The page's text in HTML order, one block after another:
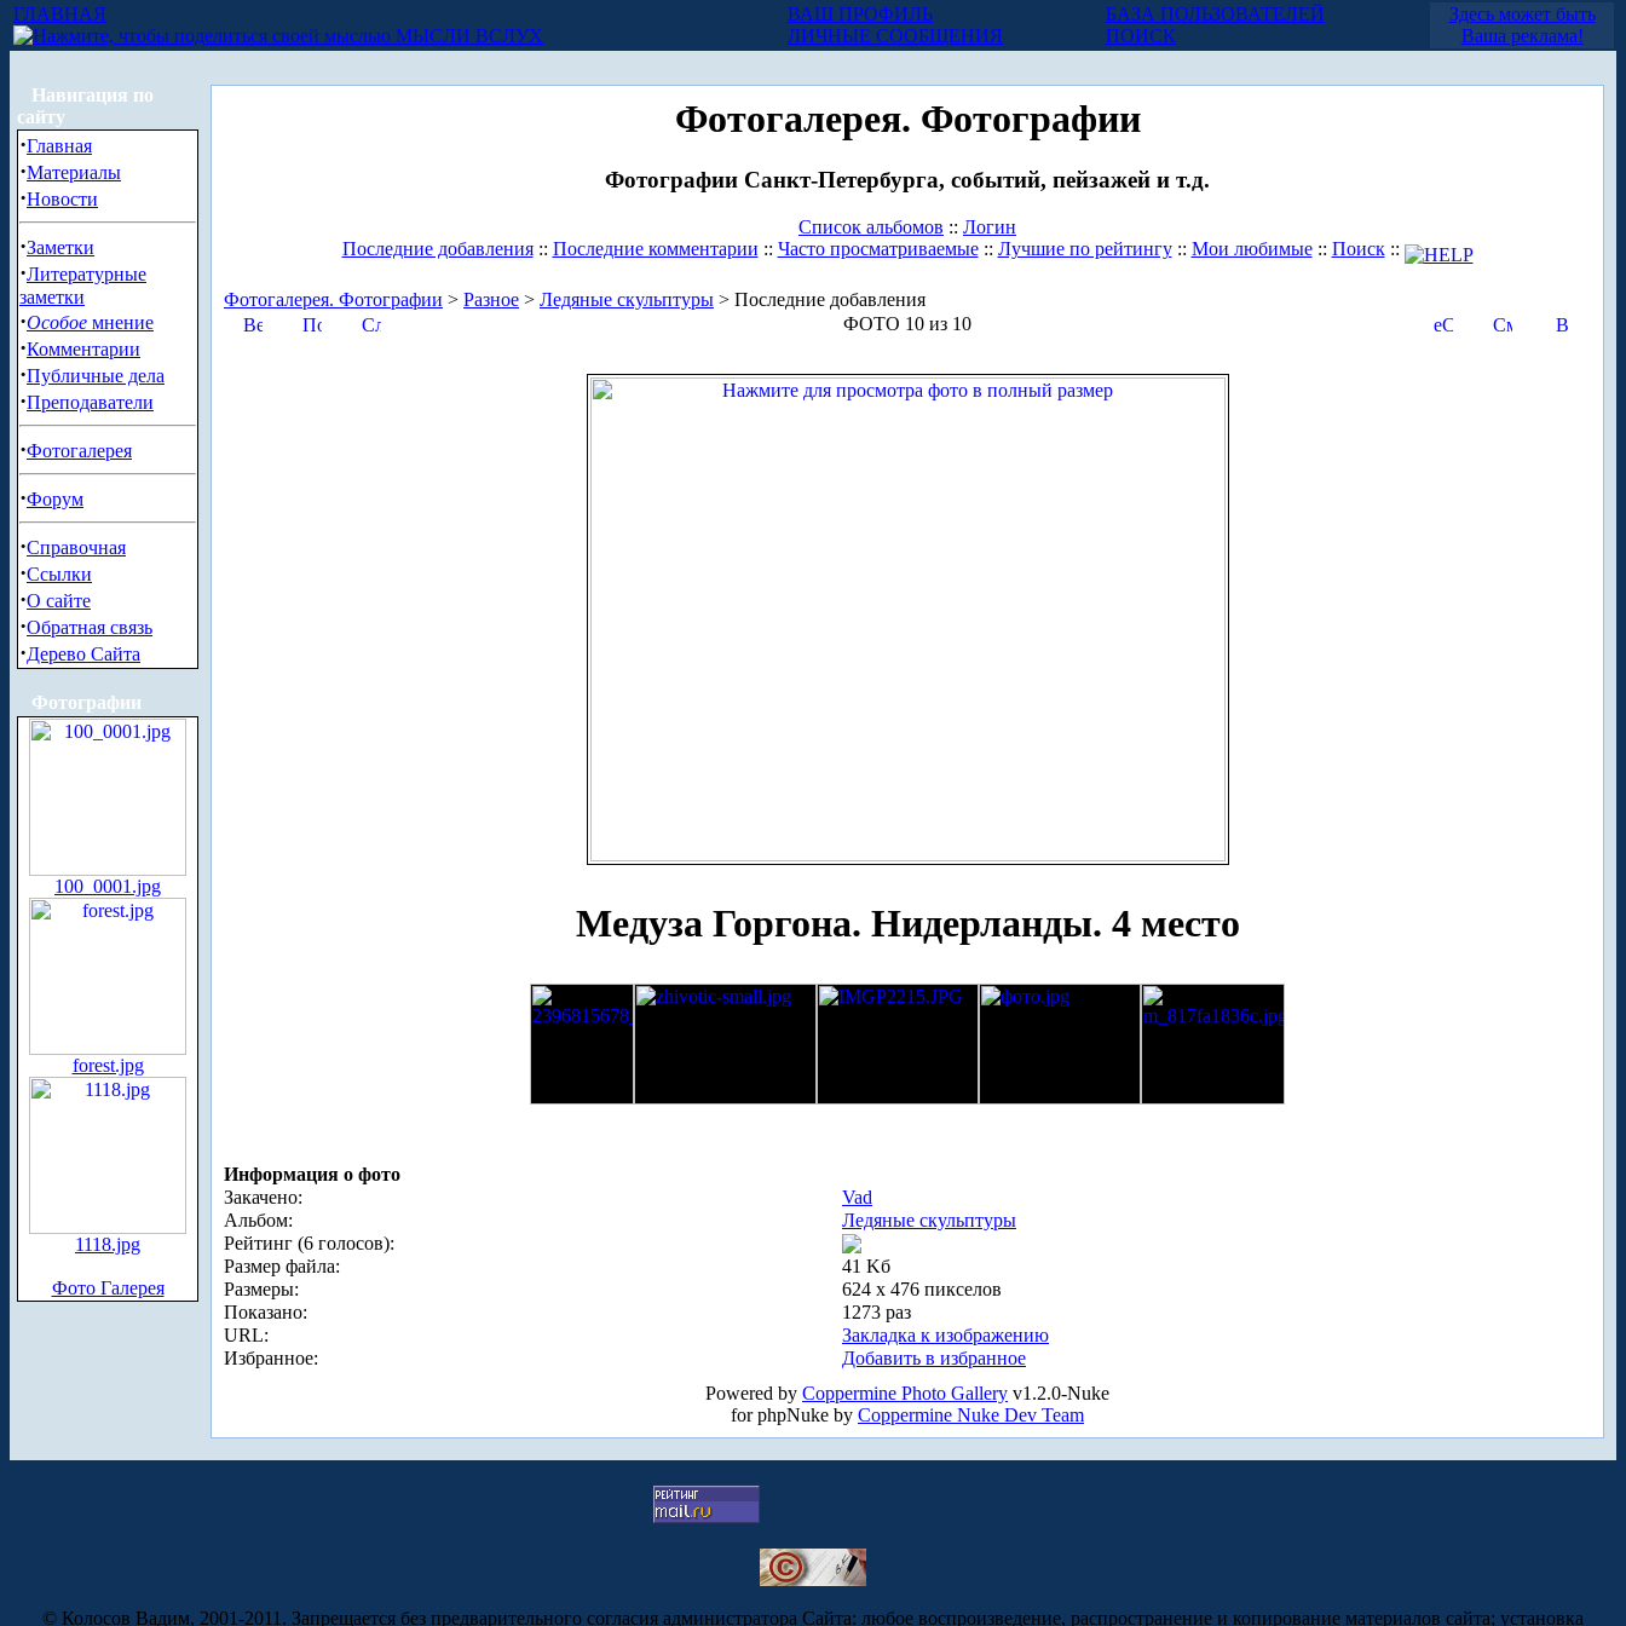
ГЛАВНАЯ
МЫСЛИ ВСЛУХ
ВАШ ПРОФИЛЬ
ЛИЧНЫЕ СООБЩЕНИЯ
БАЗА ПОЛЬЗОВАТЕЛЕЙ
ПОИСК
Здесь может быть
Ваша реклама!
Навигация по
сайту
·Главная
·Материалы
·Новости
·Заметки
·Литературные
заметки
·Особое мнение
·Комментарии
·Публичные дела
·Преподаватели
·Фотогалерея
·Форум
·Справочная
·Ссылки
·О сайте
·Обратная связь
·Дерево Сайта
Фотографии
100_0001.jpg
forest.jpg
1118.jpg
Фото Галерея
Фотогалерея. Фотографии
Фотографии Санкт-Петербурга, событий, пейзажей и т.д.
Список альбомов :: Логин
Последние добавления:: Последние комментарии :: Часто просматриваемые:: Лучшие по рейтингу:: Мои любимые:: Поиск::
Фотогалерея. Фотографии > Разное > Ледяные скульптуры > Последние добавления
ФОТО 10 из 10
Медуза Горгона. Нидерланды. 4 место
Информация о фото
Закачено:
Vad
Альбом:
Ледяные скульптуры
Рейтинг (6 голосов):
Размер файла:
41 Kб
Размеры:
624 x 476 пикселов
Показано:
1273 раз
URL:
Закладка к изображению
Избранное:
Добавить в избранное
Powered by Coppermine Photo Gallery v1.2.0-Nuke
for phpNuke by Coppermine Nuke Dev Team
© Колосов Вадим, 2001-2011. Запрещается без предварительного согласия администратора Сайта: любое воспроизведение, распространение и копирование материалов сайта; установка